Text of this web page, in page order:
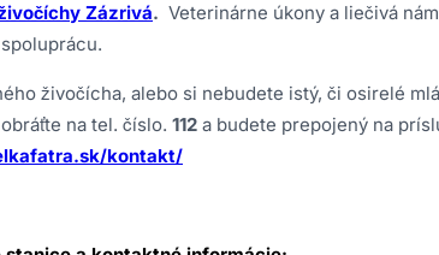
Zázrivá. Veterinárne úkony a liečivá
živočícha, alebo si nebudete istý, či osirelé
na tel. číslo. 112 a budete prepojený na
kontakt/